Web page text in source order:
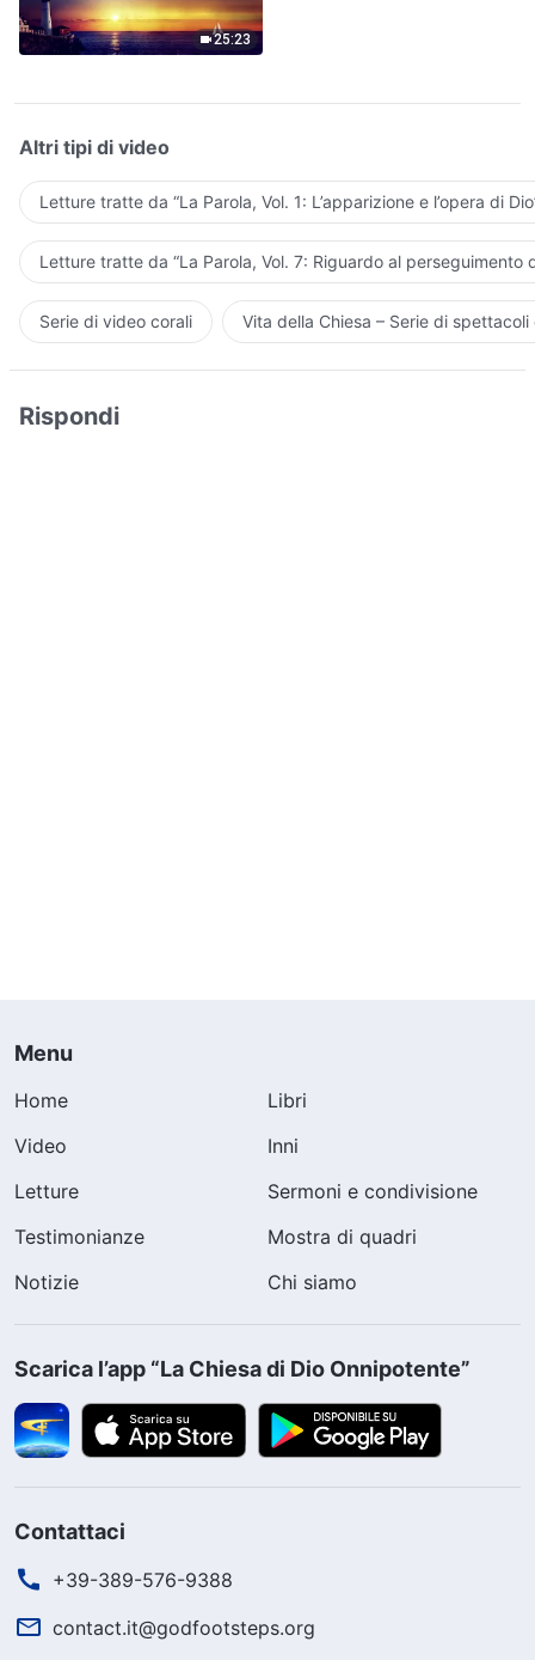
25:23
Altri tipi di video
Letture tratte da “La Parola, Vol. 1: L’apparizione e l’opera di
Letture tratte da “La Parola, Vol. 7: Riguardo al perseguimento
Serie di video corali Vita della Chiesa – Serie di
Rispondi
Menu
Home
Libri
Video
Inni
Letture
Sermoni e condivisione
Testimonianze
Mostra di quadri
Notizie
Chi siamo
Scarica l’app “La Chiesa di Dio Onnipotente”
Contattaci
+39-389-576-9388
contact.it@godfootsteps.org